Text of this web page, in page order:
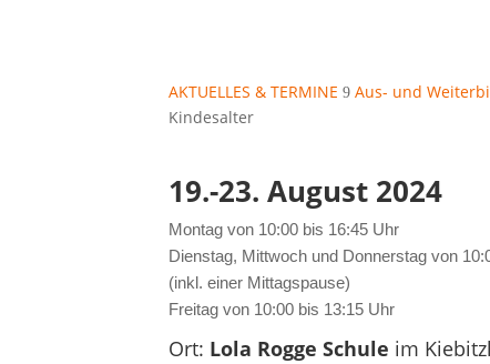
AKTUELLES & TERMINE 9 Aus- und
Kindesalter
19.-23. August 2024
Montag von 10:00 bis 16:45 Uhr
Dienstag, Mittwoch und Donnerstag von
(inkl. einer Mittagspause)
Freitag von 10:00 bis 13:15 Uhr
Ort: Lola Rogge Schule im